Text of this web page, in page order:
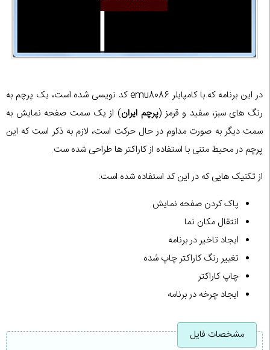
در این برنامه که با کامپایلر emu8086 کد نویسی شده است، یک پرچم به
رنگ های سبز، سفید و قرمز (پرچم ایران) از یک سمت صفحه نمایش به
سمت دیگر به صورت مداوم در حال حرکت است، لازم به ذکر است که این
پرچم در محیط متنی با استفاده از کاراکتر ها طراحی شده ست.
از تکنیک هایی که در این کد استفاده شده است:
پاک کردن صفحه نمایش
انتقال مکان نما
ایجاد تاخیر در برنامه
تغییر رنگ کاراکتر چاپ شده
چاپ کاراکتر
ایجاد چرخه در برنامه
مشخصات فایل